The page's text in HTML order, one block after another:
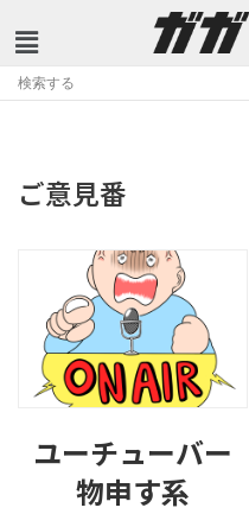
ン
ツ
ご意見番
ユーチューバー
物申す系